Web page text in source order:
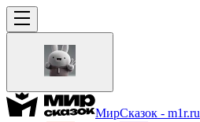
МирСказок - m1r.ru